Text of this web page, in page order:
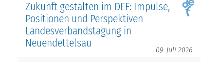
Zukunft gestalten im DEF: Impulse,
Positionen und Perspektiven
Landesverbandstagung in
Neuendettelsau
09. Juli 2026